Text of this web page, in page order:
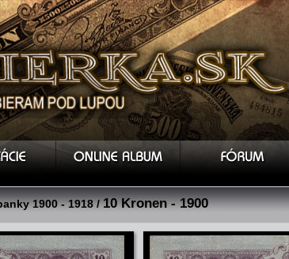
1900 - 1918 /10 Kronen - 1900